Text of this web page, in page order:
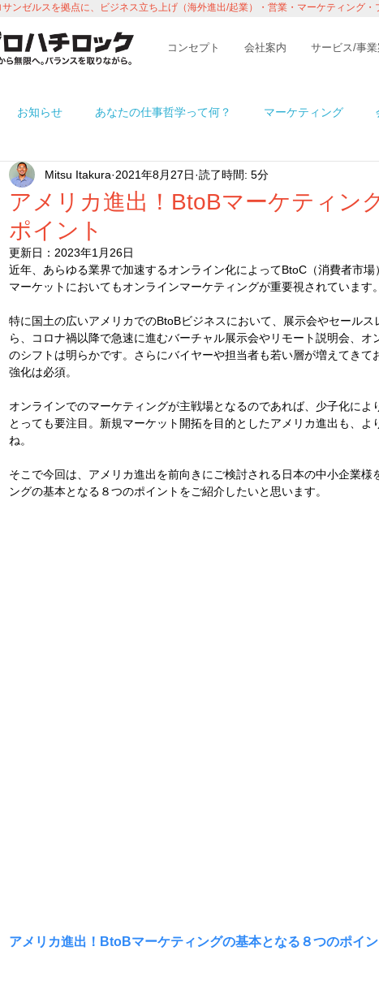
ンゼルスを拠点に、ビジネス立ち上げ（海外進出/起業）・営業・マーケティング
コンセプト 会社案内 サービス/事業
お知らせ あなたの仕事哲学って何？ マーケティング
ション 労務＆人事 in アメリカ イベント・レポート
プリ紹介 オフィス環境
アメリカ進出！BtoBマーケティン
ポイント
Mitsu Itakura 2021年8月27日 読了時間: 5分
更新日： 2023年1月26日
近年、あらゆる業界で加速するオンライン化によってBtoC（消費者市
マーケットにおいてもオンラインマーケティングが重要視されています。
特に国⼟の広いアメリカでのBtoBビジネスにおいて、展⽰会やセール
ら、コロナ禍以降で急速に進むバーチャル展⽰会やリモート説明会、
のシフトは明らかです。さらにバイヤーや担当者も若い層が増えてき
強化は必須。
オンラインでのマーケティングが主戦場となるのであれば、少⼦化に
とっても要注⽬。新規マーケット開拓を⽬的としたアメリカ進出も、よ
ね。
そこで今回は、アメリカ進出を前向きにご検討される⽇本の中⼩企業様
ングの基本となる８つのポイントをご紹介したいと思います。
アメリカ進出！BtoBマーケティングの基本となる８つのポイン